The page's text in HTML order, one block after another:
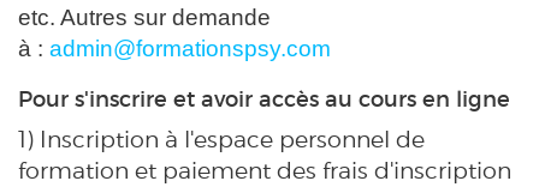
etc. Autres sur demande
à : admin@formationspsy.com
Pour s'inscrire et avoir accès au cours en ligne
1) Inscription à l'espace personnel de
formation et paiement des frais d'inscription